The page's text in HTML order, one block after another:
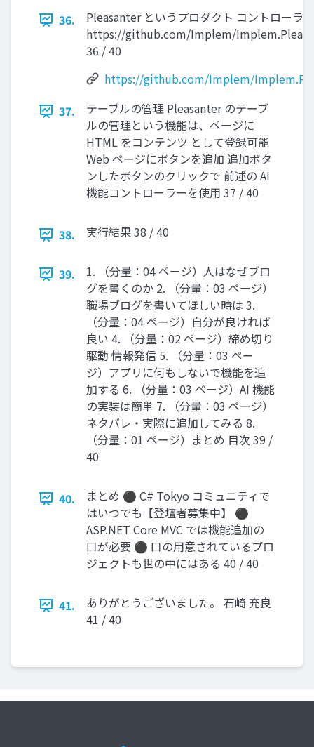
36.
Pleasanter というプロダクト コントローラ
https://github.com/Implem/
36 / 40
https://github.com/Implem/
37.
テーブルの管理 Pleasanter のテーブ
ルの管理という機能は、ページに
HTML をコンテンツ として登録可能
Web ページにボタンを追加 追加ボタ
ンしたボタンのクリックで 前述の AI
機能コントローラーを使用 37 / 40
38. 実行結果 38 / 40
39.
1. （分量：04 ページ）人はなぜブロ
グを書くのか 2. （分量：03 ページ）
職場ブログを書いてほしい時は 3.
（分量：04 ページ）自分が良ければ
良い 4. （分量：02 ページ）締め切り
駆動 情報発信 5. （分量：03 ペー
ジ）アプリに何もしないで機能を追
加する 6. （分量：03 ページ）AI 機能
の実装は簡単 7. （分量：03 ページ）
ネタバレ・実際に追加してみる 8.
（分量：01 ページ）まとめ 目次 39 /
40
40.
まとめ ⚫ C# Tokyo コミュニティで
はいつでも【登壇者募集中】 ⚫
ASP.NET Core MVC では機能追加の
口が必要 ⚫ 口の用意されているプロ
ジェクトも世の中にはある 40 / 40
41.
ありがとうございました。 石崎 充良
41 / 40